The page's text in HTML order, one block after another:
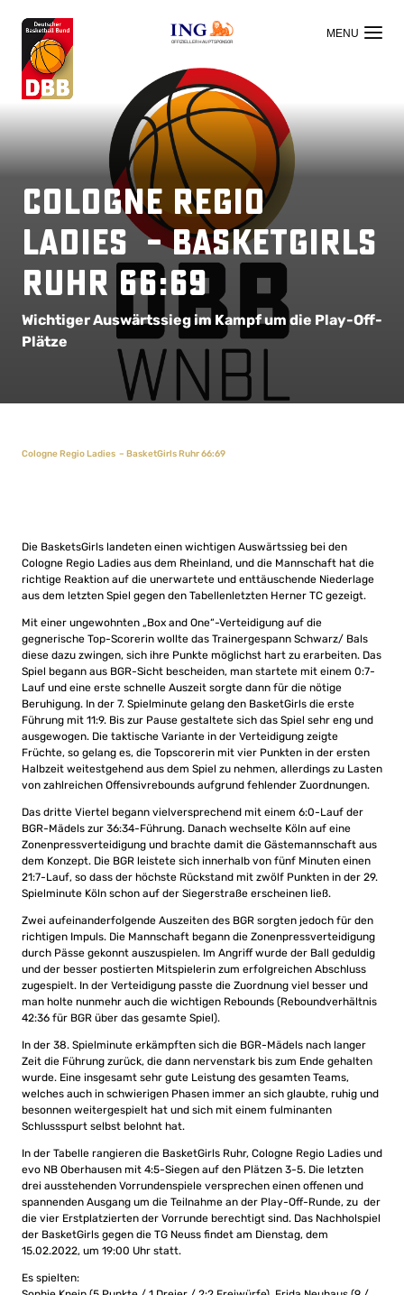
OFFIZIELLER HAUPTSPONSOR
Cologne Regio
Ladies – BasketGirls
Ruhr 66:69
Wichtiger Auswärtssieg im Kampf um die Play-Off-
Plätze
Cologne Regio Ladies – BasketGirls Ruhr 66:69
Die BasketsGirls landeten einen wichtigen Auswärtssieg bei den
Cologne Regio Ladies aus dem Rheinland, und die Mannschaft hat die
richtige Reaktion auf die unerwartete und enttäuschende Niederlage
aus dem letzten Spiel gegen den Tabellenletzten Herner TC gezeigt.
Mit einer ungewohnten „Box and One“-Verteidigung auf die
gegnerische Top-Scorerin wollte das Trainergespann Schwarz/ Bals
diese dazu zwingen, sich ihre Punkte möglichst hart zu erarbeiten. Das
Spiel begann aus BGR-Sicht bescheiden, man startete mit einem 0:7-
Lauf und eine erste schnelle Auszeit sorgte dann für die nötige
Beruhigung. In der 7. Spielminute gelang den BasketGirls die erste
Führung mit 11:9. Bis zur Pause gestaltete sich das Spiel sehr eng und
ausgewogen. Die taktische Variante in der Verteidigung zeigte
Früchte, so gelang es, die Topscorerin mit vier Punkten in der ersten
Halbzeit weitestgehend aus dem Spiel zu nehmen, allerdings zu Lasten
von zahlreichen Offensivrebounds aufgrund fehlender Zuordnungen.
Das dritte Viertel begann vielversprechend mit einem 6:0-Lauf der
BGR-Mädels zur 36:34-Führung. Danach wechselte Köln auf eine
Zonenpressverteidigung und brachte damit die Gästemannschaft aus
dem Konzept. Die BGR leistete sich innerhalb von fünf Minuten einen
21:7-Lauf, so dass der höchste Rückstand mit zwölf Punkten in der 29.
Spielminute Köln schon auf der Siegerstraße erscheinen ließ.
Zwei aufeinanderfolgende Auszeiten des BGR sorgten jedoch für den
richtigen Impuls. Die Mannschaft begann die Zonenpressverteidigung
durch Pässe gekonnt auszuspielen. Im Angriff wurde der Ball geduldig
und der besser postierten Mitspielerin zum erfolgreichen Abschluss
zugespielt. In der Verteidigung passte die Zuordnung viel besser und
man holte nunmehr auch die wichtigen Rebounds (Reboundverhältnis
42:36 für BGR über das gesamte Spiel).
In der 38. Spielminute erkämpften sich die BGR-Mädels nach langer
Zeit die Führung zurück, die dann nervenstark bis zum Ende gehalten
wurde. Eine insgesamt sehr gute Leistung des gesamten Teams,
welches auch in schwierigen Phasen immer an sich glaubte, ruhig und
besonnen weitergespielt hat und sich mit einem fulminanten
Schlussspurt selbst belohnt hat.
In der Tabelle rangieren die BasketGirls Ruhr, Cologne Regio Ladies und
evo NB Oberhausen mit 4:5-Siegen auf den Plätzen 3-5. Die letzten
drei ausstehenden Vorrundenspiele versprechen einen offenen und
spannenden Ausgang um die Teilnahme an der Play-Off-Runde, zu der
die vier Erstplatzierten der Vorrunde berechtigt sind. Das Nachholspiel
der BasketGirls gegen die TG Neuss findet am Dienstag, dem
15.02.2022, um 19:00 Uhr statt.
Es spielten: